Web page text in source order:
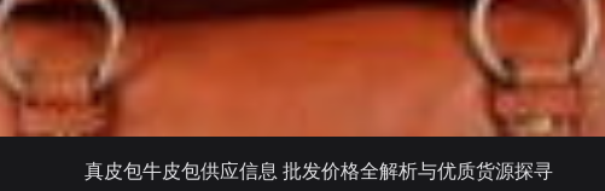
真皮包牛皮包供应信息 批发价格全解析与优质货源探寻